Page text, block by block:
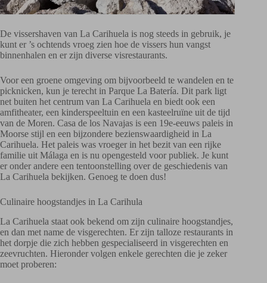
De vissershaven van La Carihuela is nog steeds in gebruik, je
kunt er ’s ochtends vroeg zien hoe de vissers hun vangst
binnenhalen en er zijn diverse visrestaurants.
Voor een groene omgeving om bijvoorbeeld te wandelen en te
picknicken, kun je terecht in Parque La Batería. Dit park ligt
net buiten het centrum van La Carihuela en biedt ook een
amfitheater, een kinderspeeltuin en een kasteelruïne uit de tijd
van de Moren. Casa de los Navajas is een 19e-eeuws paleis in
Moorse stijl en een bijzondere bezienswaardigheid in La
Carihuela. Het paleis was vroeger in het bezit van een rijke
familie uit Málaga en is nu opengesteld voor publiek. Je kunt
er onder andere een tentoonstelling over de geschiedenis van
La Carihuela bekijken. Genoeg te doen dus!
Culinaire hoogstandjes in La Carihula
La Carihuela staat ook bekend om zijn culinaire hoogstandjes,
en dan met name de visgerechten. Er zijn talloze restaurants in
het dorpje die zich hebben gespecialiseerd in visgerechten en
zeevruchten. Hieronder volgen enkele gerechten die je zeker
moet proberen: